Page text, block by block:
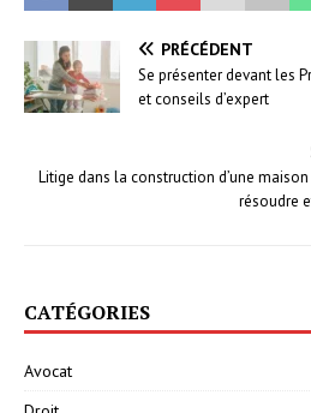
PRÉCÉDENT
Se présenter devant les
et conseils d’expert
Litige dans la construction d’une
résoudre
CATÉGORIES
Avocat